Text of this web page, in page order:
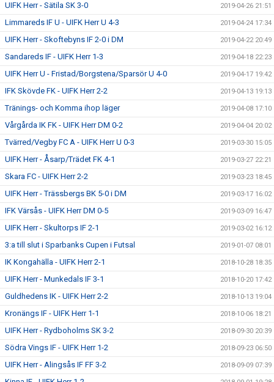
UIFK Herr - Sätila SK 3-0 2019-04-26 21:51
Limmareds IF U - UIFK Herr U 4-3 2019-04-24 17:34
UIFK Herr - Skoftebyns IF 2-0 i DM 2019-04-22 20:49
Sandareds IF - UIFK Herr 1-3 2019-04-18 22:23
UIFK Herr U - Fristad/Borgstena/Sparsör U 4-0 2019-04-17 19:42
IFK Skövde FK - UIFK Herr 2-2 2019-04-13 19:13
Tränings- och Komma ihop läger 2019-04-08 17:10
Vårgårda IK FK - UIFK Herr DM 0-2 2019-04-04 20:02
Tvärred/Vegby FC A - UIFK Herr U 0-3 2019-03-30 15:05
UIFK Herr - Åsarp/Trädet FK 4-1 2019-03-27 22:21
Skara FC - UIFK Herr 2-2 2019-03-23 18:45
UIFK Herr - Trässbergs BK 5-0 i DM 2019-03-17 16:02
IFK Värsås - UIFK Herr DM 0-5 2019-03-09 16:47
UIFK Herr - Skultorps IF 2-1 2019-03-02 16:12
3:a till slut i Sparbanks Cupen i Futsal 2019-01-07 08:01
IK Kongahälla - UIFK Herr 2-1 2018-10-28 18:35
UIFK Herr - Munkedals IF 3-1 2018-10-20 17:42
Guldhedens IK - UIFK Herr 2-2 2018-10-13 19:04
Kronängs IF - UIFK Herr 1-1 2018-10-06 18:21
UIFK Herr - Rydboholms SK 3-2 2018-09-30 20:39
Södra Vings IF - UIFK Herr 1-2 2018-09-23 06:50
UIFK Herr - Alingsås IF FF 3-2 2018-09-09 07:39